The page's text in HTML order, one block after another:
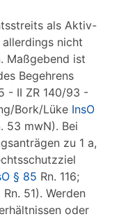
als Aktiv-
nicht
Maßgebend ist
Begehrens
- II ZR 140/93 -
Bork/Lüke InsO
53 mwN). Bei
zu 1 a,
§ 85 Rn. 116;
Rn. 51). Werden
oder